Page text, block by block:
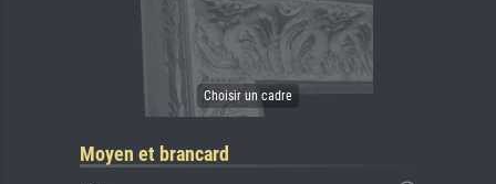
Moyen et brancard